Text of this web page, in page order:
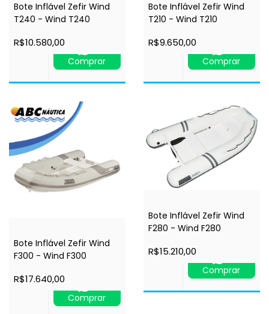
Bote Inflável Zefir Wind
T240 - Wind T240
R$10.580,00
Comprar
Bote Inflável Zefir Wind
T210 - Wind T210
R$9.650,00
Comprar
Bote Inflável Zefir Wind
F300 - Wind F300
R$17.640,00
Comprar
Bote Inflável Zefir Wind
F280 - Wind F280
R$15.210,00
Comprar